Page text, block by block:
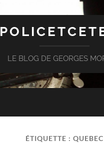
LE BLOG DE GEORGES
ÉTIQUETTE : QUEBEC